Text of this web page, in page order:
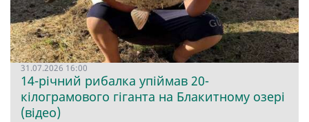
31.07.2026 16:00
14-річний рибалка упіймав 20-
кілограмового гіганта на Блакитному озері
(відео)